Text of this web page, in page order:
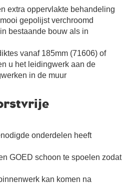
extra oppervlakte behandeling
gepolijst verchroomd
bestaande bouw als in
vanaf 185mm (71606) of
u het leidingwerk aan de
in de muur
onderdelen heeft
GOED schoon te spoelen zodat
kan komen na